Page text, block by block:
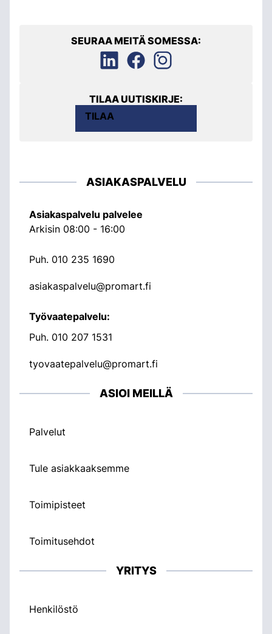
SEURAA MEITÄ SOMESSA:
TILAA UUTISKIRJE:
TILAA
ASIAKASPALVELU
Asiakaspalvelu palvelee
Arkisin 08:00 - 16:00
Puh. 010 235 1690
asiakaspalvelu@promart.fi
Työvaatepalvelu:
Puh. 010 207 1531
tyovaatepalvelu@promart.fi
ASIOI MEILLÄ
Palvelut
Tule asiakkaaksemme
Toimipisteet
Toimitusehdot
YRITYS
Henkilöstö